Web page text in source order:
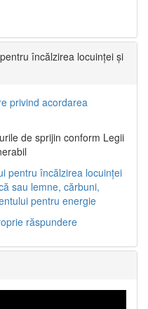
încălzirea locuinței și
privind acordarea
de sprijin conform Legii
pentru încălzirea locuinței
sau lemne, cărbuni,
pentru energie
răspundere